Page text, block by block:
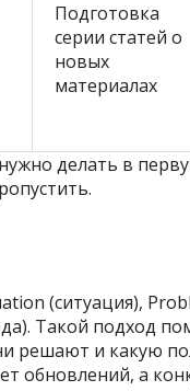
Подготовка
серии статей о
новых
материалах
делать в
(ситуация),
Такой подход
решают и какую
обновлений, а